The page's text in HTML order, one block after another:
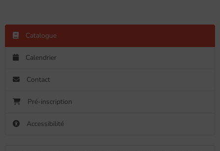
Catalogue
Calendrier
Contact
Pré-inscription
Accessibilité